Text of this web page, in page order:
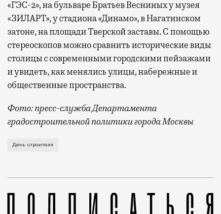
«ГЭС-2», на бульваре Братьев Весниных у музея
«ЗИЛАРТ», у стадиона «Динамо», в Нагатинском
затоне, на площади Тверской заставы. С помощью
стереоскопов можно сравнить исторические виды
столицы с современными городскими пейзажами
и увидеть, как менялись улицы, набережные и
общественные пространства.
Фото: пресс-служба Департамента
градостроительной политики города Москвы
В этом году профессиональный праздник День
День строителя